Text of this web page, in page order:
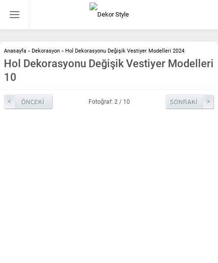
Anasayfa » Dekorasyon » Hol Dekorasyonu Değişik Vestiyer Modelleri 2024
Hol Dekorasyonu Değişik Vestiyer Modelleri
10
Fotoğraf: 2 / 10